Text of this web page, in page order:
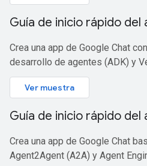
Guía de inicio rápido del
Crea una app de Google Chat
desarrollo de agentes (ADK) y
Ver muestra
Guía de inicio rápido del
Crea una app de Google Chat
Agent2Agent (A2A) y Agent